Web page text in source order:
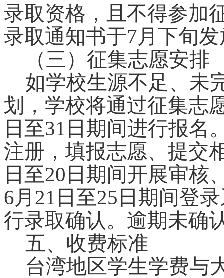
录取资格，且不得参加
录取通知书于7月下旬
（三）征集志愿安排
如学校生源不足、未
划，学校将通过征集志
日至31日期间进行报名
注册，填报志愿、提交
日至20日期间开展审核
6月21日至25日期间登
行录取确认。逾期未确
五、收费标准
台湾地区学生学费与